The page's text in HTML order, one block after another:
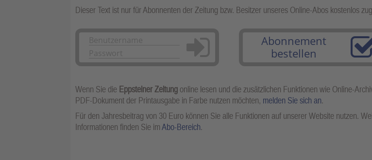
Dieser Text ist nur für Abonnenten der Zeitung bzw. Besitzer unseres Online-Abos kostenlos
Anmelden
Abonnement
bestellen
Wenn Sie die Eppsteiner Zeitung online lesen und die zusätzlichen Funktionen wie Online-
PDF-Dokument der Printausgabe in Farbe nutzen möchten, melden Sie sich an.
Für den Jahresbeitrag von 30 Euro können Sie alle Funktionen auf unserer Website nutzen.
Informationen finden Sie imAbo-Bereich.